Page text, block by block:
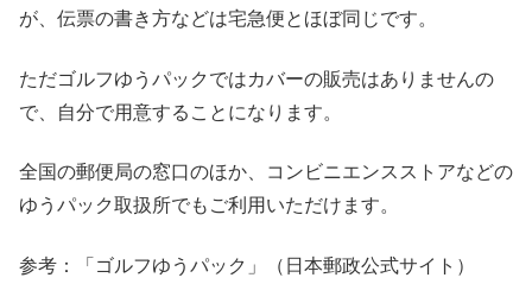
が、伝票の書き方などは宅急便とほぼ同じです。
ただゴルフゆうパックではカバーの販売はありませんの
で、自分で用意することになります。
全国の郵便局の窓口のほか、コンビニエンスストアなどの
ゆうパック取扱所でもご利用いただけます。
参考：「ゴルフゆうパック」（日本郵政公式サイト）